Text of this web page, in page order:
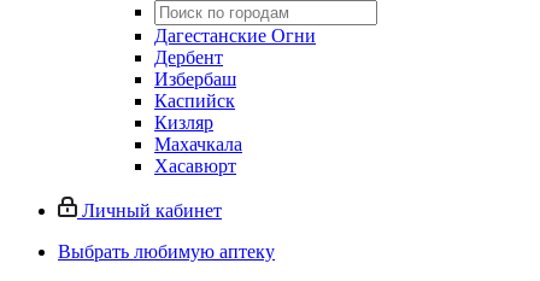
Дагестанские Огни
Дербент
Избербаш
Каспийск
Кизляр
Махачкала
Хасавюрт
Личный кабинет
Выбрать любимую аптеку